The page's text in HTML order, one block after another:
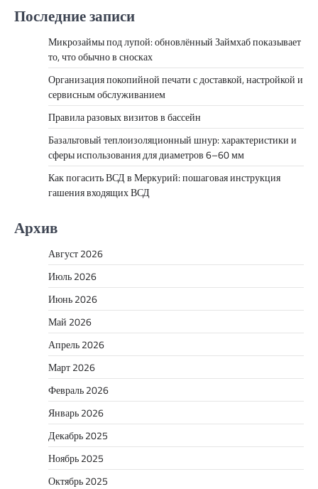
Последние записи
Микрозаймы под лупой: обновлённый Займхаб показывает
то, что обычно в сносках
Организация покопийной печати с доставкой, настройкой и
сервисным обслуживанием
Правила разовых визитов в бассейн
Базальтовый теплоизоляционный шнур: характеристики и
сферы использования для диаметров 6–60 мм
Как погасить ВСД в Меркурий: пошаговая инструкция
гашения входящих ВСД
Архив
Август 2026
Июль 2026
Июнь 2026
Май 2026
Апрель 2026
Март 2026
Февраль 2026
Январь 2026
Декабрь 2025
Ноябрь 2025
Октябрь 2025